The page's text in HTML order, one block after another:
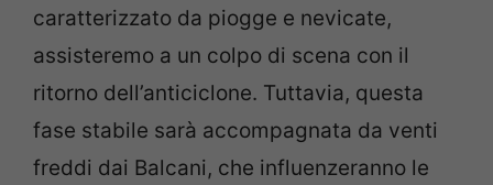
caratterizzato da piogge e nevicate,
assisteremo a un colpo di scena con il
ritorno dell’anticiclone. Tuttavia, questa
fase stabile sarà accompagnata da venti
freddi dai Balcani, che influenzeranno le